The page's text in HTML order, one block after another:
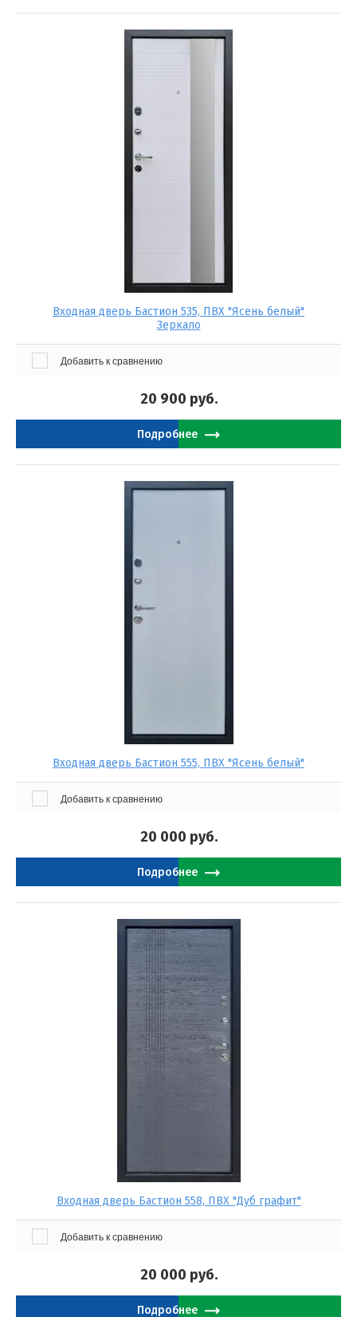
Входная дверь Бастион 535, ПВХ "Ясень белый"
Зеркало
Добавить к сравнению
20 900 руб.
Подробнее
Входная дверь Бастион 555, ПВХ "Ясень белый"
Добавить к сравнению
20 000 руб.
Подробнее
Входная дверь Бастион 558, ПВХ "Дуб графит"
Добавить к сравнению
20 000 руб.
Подробнее